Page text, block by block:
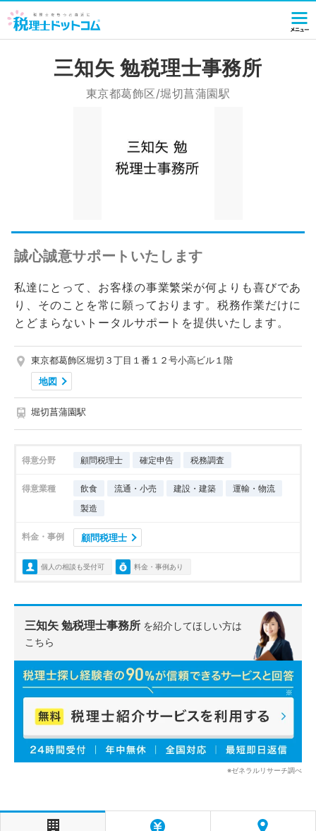
三知矢 勉税理士事務所
東京都葛飾区/堀切菖蒲園駅
誠心誠意サポートいたします
私達にとって、お客様の事業繁栄が何よりも喜びであ
り、そのことを常に願っております。税務作業だけに
とどまらないトータルサポートを提供いたします。
東京都葛飾区堀切３丁目１番１２号小高ビル１階
地図
堀切菖蒲園駅
得意分野 顧問税理士 確定申告 税務調査
得意業種 飲食 流通・小売 建設・建築
運輸・物流
製造
料金・事例 顧問税理士
個人の相談も受付可 料金・事例あり
三知矢 勉税理士事務所 を紹介してほしい方は
こちら
※ゼネラルリサーチ調べ